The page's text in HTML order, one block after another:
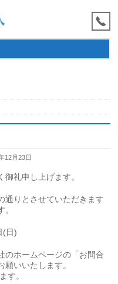
12月23日
礼申し上げます。
通りとさせていただきます
(日)
のホームページの「お問合
いいたします。
す。